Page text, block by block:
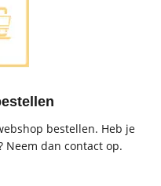
bestellen. Heb je
Neem dan contact op.